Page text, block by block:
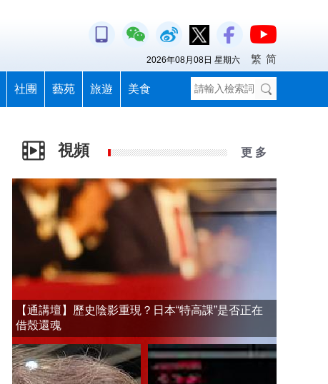
社團 藝苑 旅遊 美食
2026年08月08日 星期六 繁 简
視頻 更 多
【通講壇】歷史陰影重現？日本“特高課”是否正在
借殼還魂